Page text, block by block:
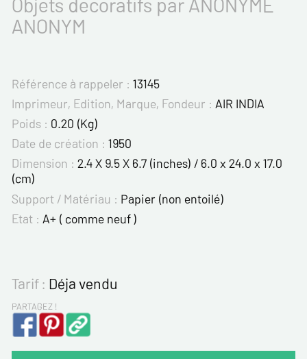
ANONYM
Référence à rappeler : 13145
Imprimeur, Edition, Marque, Fondeur : AIR INDIA
Poids : 0.20 (Kg)
Date de création : 1950
Dimension : 2.4 X 9.5 X 6.7 (inches) / 6.0 x 24.0 x 17.0
(cm)
Support / Matériau : Papier (non entoilé)
Etat : A+ ( comme neuf )
Tarif : Déja vendu
PARTAGEZ !